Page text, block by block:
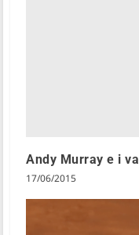
Andy Murray e i
17/06/2015